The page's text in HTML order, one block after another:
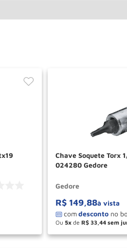
Chave Soquete Torx
024280 Gedore
Gedore
R$ 149,88à vista
Ou 5 de R$ 33,44
＋
－